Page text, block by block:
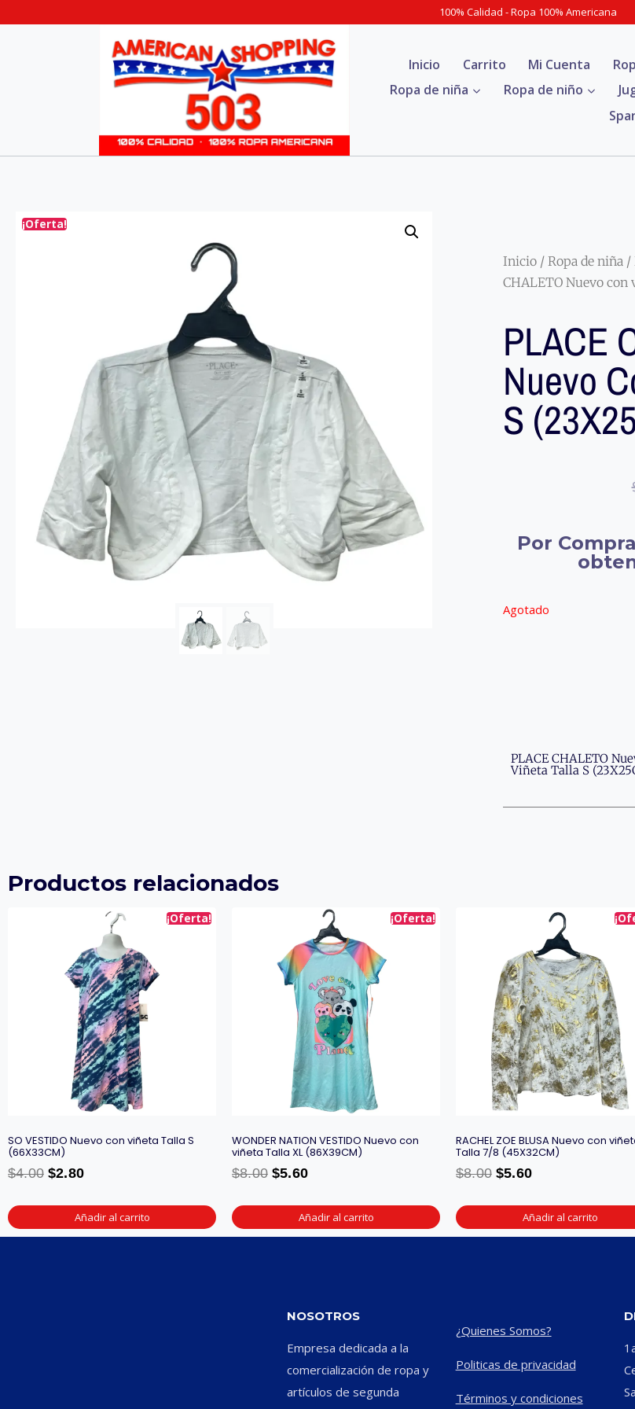
100% Calidad - Ropa 100% Americana
Inicio Carrito Mi Cuenta
Ropa de niña
Ropa de niño
¡Oferta!
Inicio / Ropa de niña /
CHALETO Nuevo con
PLACE
Nuevo
S
Por
Agotado
PLACE CHALETO
Viñeta Talla S
Productos relacionados
¡Oferta!
SO VESTIDO Nuevo con viñeta Talla S
(66X33CM)
$4.00 $2.80
Añadir al carrito
¡Oferta!
WONDER NATION VESTIDO Nuevo con
viñeta Talla XL (86X39CM)
$8.00 $5.60
Añadir al carrito
RACHEL ZOE BLUSA Nuevo con
Talla 7/8 (45X32CM)
$8.00 $5.60
Añadir al carrito
NOSOTROS
Empresa dedicada a la
comercialización de ropa y
artículos de segunda
¿Quienes Somos?
Politicas de privacidad
Términos y condiciones